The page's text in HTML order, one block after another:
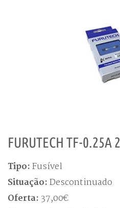
FURUTECH TF-0.25A
Tipo: Fusível
Situação: Descontinuado
Oferta: 37,00€